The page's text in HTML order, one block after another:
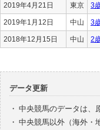
2019年4月21日 東京 3
2019年1月12日 中山 3
2018年12月15日 中山 2
データ更新
・ 中央競馬のデータは、
・ 中央競馬以外（海外・